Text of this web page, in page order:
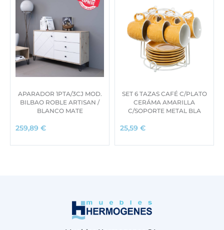
APARADOR 1PTA/3CJ MOD.
BILBAO ROBLE ARTISAN /
BLANCO MATE
259,89 €
SET 6 TAZAS CAFÉ C/PLATO
CERÁMA AMARILLA
C/SOPORTE METAL BLA
25,59 €